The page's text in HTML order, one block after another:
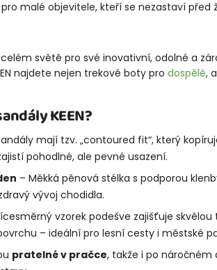
malé objevitele, kteří se nezastaví
světě pro své inovativní, odolné a
najdete nejen trekové boty pro dospělé,
KEEN?
mají tzv. „contoured fit“, který
pohodlné, ale pevné usazení.
– Měkká pěnová stélka s podporou
vývoj chodidla.
vzorek podešve zajišťuje skvělou
– ideální pro lesní cesty i městské
pratelné v pračce, takže i po náročném